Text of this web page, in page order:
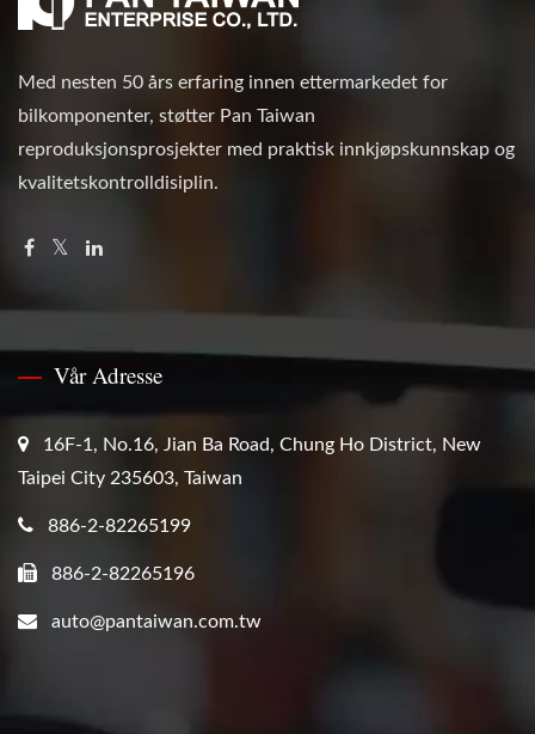
Med nesten 50 års erfaring innen ettermarkedet for
bilkomponenter, støtter Pan Taiwan
reproduksjonsprosjekter med praktisk innkjøpskunnskap og
kvalitetskontrolldisiplin.
Vår Adresse
16F-1, No.16, Jian Ba Road, Chung Ho District, New
Taipei City 235603, Taiwan
886-2-82265199
886-2-82265196
auto@pantaiwan.com.tw